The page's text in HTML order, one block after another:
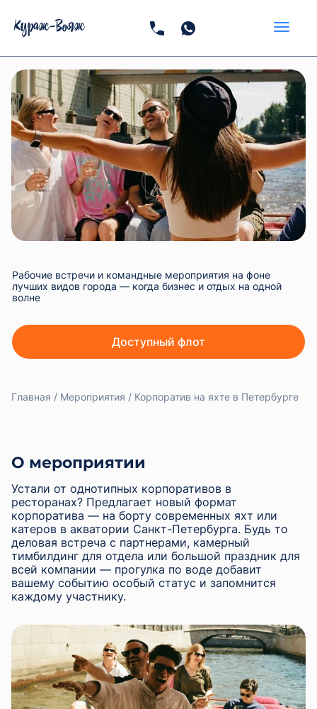
Рабочие встречи и командные мероприятия на фоне
лучших видов города — когда бизнес и отдых на одной
волне
Доступный флот
Главная Мероприятия Корпоратив на яхте в Петербурге
О мероприятии
Устали от однотипных корпоративов в
ресторанах? Предлагает новый формат
корпоратива — на борту современных яхт или
катеров в акватории Санкт-Петербурга. Будь то
деловая встреча с партнерами, камерный
тимбилдинг для отдела или большой праздник для
всей компании — прогулка по воде добавит
вашему событию особый статус и запомнится
каждому участнику.